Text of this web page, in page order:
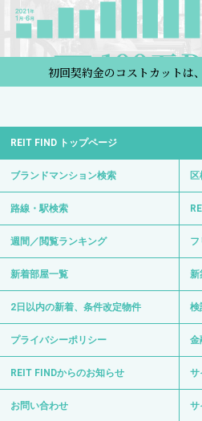
初回契約金のコストカットは
REIT FIND トップページ
ブランドマンション検索
路線・駅検索
週間／閲覧ランキング フ
新着部屋一覧 新
2日以内の新着、条件改定物件 検
プライバシーポリシー 金
REIT FINDからのお知らせ サ
お問い合わせ サ